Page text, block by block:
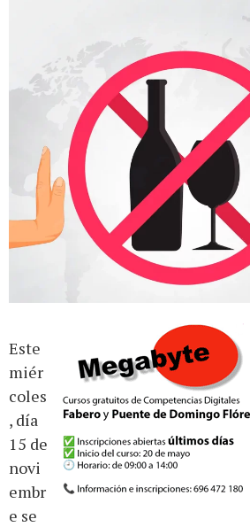
Este
miér
coles
, día
15 de
novi
embr
e se